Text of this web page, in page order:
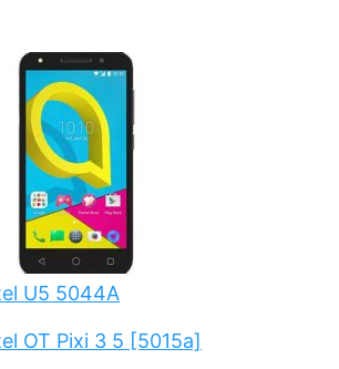
U5 5044A
OT Pixi 3 5 [5015a]